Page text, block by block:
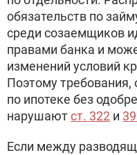
обязательств по
среди созаемщиков
правами банка и
изменений условий
Поэтому требования,
по ипотеке без
нарушаютст. 322 и
Если между